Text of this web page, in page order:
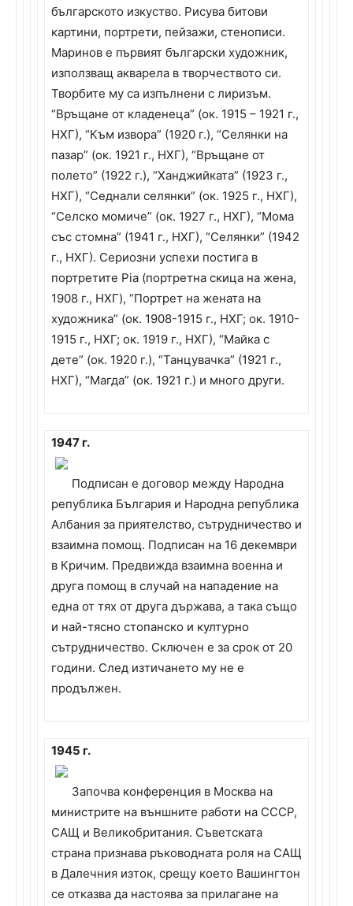
българското изкуство. Рисува битови
картини, портрети, пейзажи, стенописи.
Маринов е първият български художник,
използващ акварела в творчеството си.
Творбите му са изпълнени с лиризъм.
“Връщане от кладенеца” (ок. 1915 – 1921 г.,
НХГ), “Към извора” (1920 г.), “Селянки на
пазар” (ок. 1921 г., НХГ), “Връщане от
полето” (1922 г.), “Ханджийката” (1923 г.,
НХГ), “Седнали селянки” (ок. 1925 г., НХГ),
“Селско момиче” (ок. 1927 г., НХГ), “Мома
със стомна” (1941 г., НХГ), “Селянки” (1942
г., НХГ). Сериозни успехи постига в
портретите Pia (портретна скица на жена,
1908 г., НХГ), “Портрет на жената на
художника” (ок. 1908-1915 г., НХГ; ок. 1910-
1915 г., НХГ; ок. 1919 г., НХГ), “Майка с
дете” (ок. 1920 г.), “Танцувачка” (1921 г.,
НХГ), “Магда” (ок. 1921 г.) и много други.
1947 г.
Подписан е договор между Народна
република България и Народна република
Албания за приятелство, сътрудничество и
взаимна помощ. Подписан на 16 декември
в Кричим. Предвижда взаимна военна и
друга помощ в случай на нападение на
една от тях от друга държава, а така също
и най-тясно стопанско и културно
сътрудничество. Сключен е за срок от 20
години. След изтичането му не е
продължен.
1945 г.
Започва конференция в Москва на
министрите на външните работи на СССР,
САЩ и Великобритания. Съветската
страна признава ръководната роля на САЩ
в Далечния изток, срещу което Вашингтон
се отказва да настоява за прилагане на